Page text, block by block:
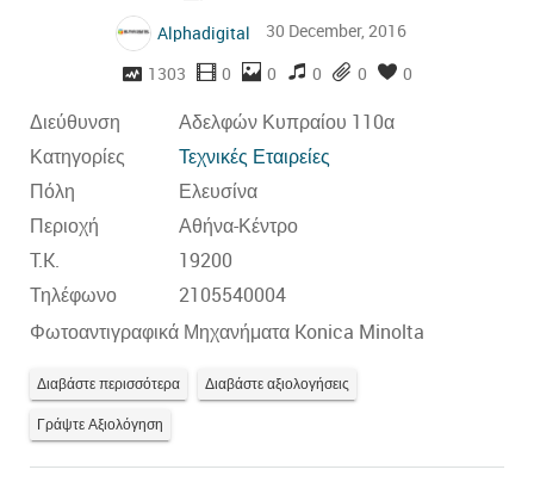
Alphadigital
30 December, 2016
1303
0 0 0 0 0
Διεύθυνση
Αδελφών Κυπραίου 110α
Κατηγορίες
Τεχνικές Εταιρείες
Πόλη
Ελευσίνα
Περιοχή
Αθήνα-Κέντρο
T.K.
19200
Τηλέφωνο
2105540004
Φωτοαντιγραφικά Μηχανήματα Konica Minolta
Διαβάστε περισσότερα Διαβάστε αξιολογήσεις
Γράψτε Αξιολόγηση